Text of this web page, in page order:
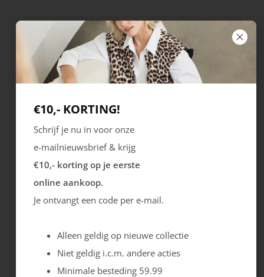
City Stride
119.99
€10,- KORTING!
Schrijf je nu in voor onze
e-mailnieuwsbrief & krijg
€10,- korting op je eerste
online aankoop.
Je ontvangt een code per e-mail.
Alleen geldig op nieuwe collectie
Niet geldig i.c.m. andere acties
Minimale besteding 59.99